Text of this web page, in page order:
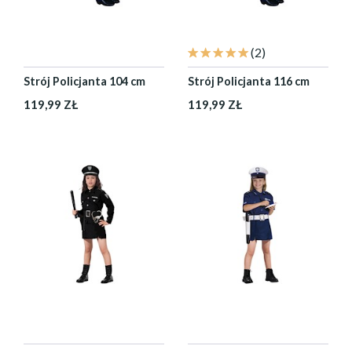
Strój Policjanta 104 cm
119,99 ZŁ
(2)
Strój Policjanta 116 cm
119,99 ZŁ